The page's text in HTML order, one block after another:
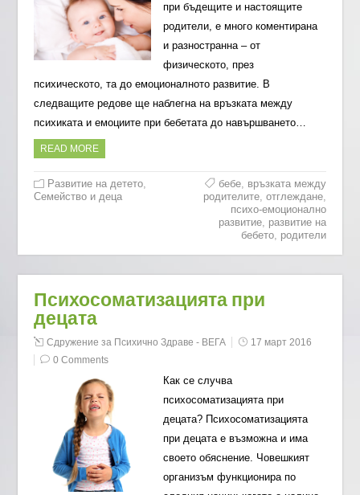
при бъдещите и настоящите
родители, е много коментирана
и разностранна – от
физическото, през
психическото, та до емоционалното развитие. В
следващите редове ще наблегна на връзката между
психиката и емоциите при бебетата до навършването…
READ MORE
Развитие на детето,
Семейство и деца
бебе, връзката между
родителите, отглеждане,
психо-емоционално
развитие, развитие на
бебето, родители
Психосоматизацията при
децата
Сдружение за Психично Здраве - ВЕГА
17 март 2016
0 Comments
Как се случва
психосоматизацията при
децата? Психосоматизацията
при децата е възможна и има
своето обяснение. Човешкият
организъм функционира по